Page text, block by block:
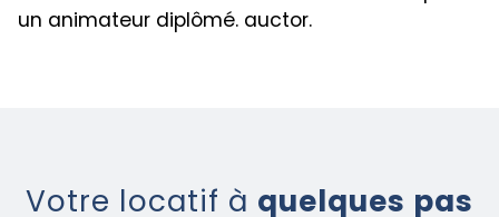
un animateur diplômé. auctor.
Votre locatif à quelques pas